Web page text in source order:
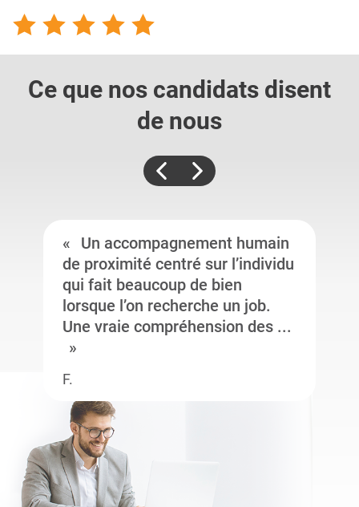
Ce que nos candidats disent
de nous
Un accompagnement humain
de proximité centré sur l’individu
qui fait beaucoup de bien
lorsque l’on recherche un job.
Une vraie compréhension des ...
F.